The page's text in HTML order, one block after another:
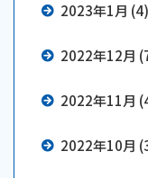
2023年1月 (4)
2022年12月
2022年11月
2022年10月